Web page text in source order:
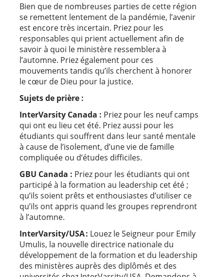
Bien que de nombreuses parties de cette région
se remettent lentement de la pandémie, l’avenir
est encore très incertain. Priez pour les
responsables qui prient actuellement afin de
savoir à quoi le ministère ressemblera à
l’automne. Priez également pour ces
mouvements tandis qu’ils cherchent à honorer
le cœur de Dieu pour la justice.
Sujets de prière :
InterVarsity Canada : Priez pour les neuf camps
qui ont eu lieu cet été. Priez aussi pour les
étudiants qui souffrent dans leur santé mentale
à cause de l’isolement, d’une vie de famille
compliquée ou d’études difficiles.
GBU Canada : Priez pour les étudiants qui ont
participé à la formation au leadership cet été ;
qu’ils soient prêts et enthousiastes d’utiliser ce
qu’ils ont appris quand les groupes reprendront
à l’automne.
InterVarsity/USA : Louez le Seigneur pour Emily
Umulis, la nouvelle directrice nationale du
développement de la formation et du leadership
des ministères auprès des diplômés et des